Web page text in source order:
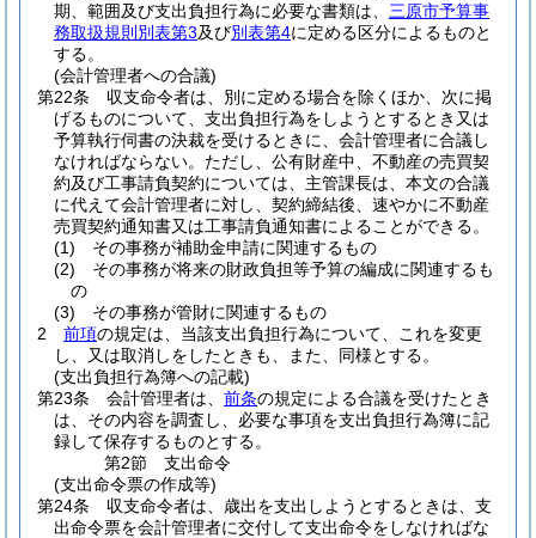
期、範囲及び支出負担行為に必要な書類は、 三原市予算事
務取扱規則別表第3及び別表第4に定める区分によるものと
する。
(会計管理者への合議)
第22条
収支命令者は、別に定める場合を除くほか、次に掲
げるものについて、支出負担行為をしようとするとき又は
予算執行伺書の決裁を受けるときに、会計管理者に合議し
なければならない。 ただし、公有財産中、不動産の売買契
約及び工事請負契約については、主管課長は、本文の合議
に代えて会計管理者に対し、契約締結後、速やかに不動産
売買契約通知書又は工事請負通知書によることができる。
(1)
その事務が補助金申請に関連するもの
(2)
その事務が将来の財政負担等予算の編成に関連するも
の
(3)
その事務が管財に関連するもの
2
前項の規定は、当該支出負担行為について、これを変更
し、又は取消しをしたときも、また、同様とする。
(支出負担行為簿への記載)
第23条
会計管理者は、 前条の規定による合議を受けたとき
は、その内容を調査し、必要な事項を支出負担行為簿に記
録して保存するものとする。
第2節
支出命令
(支出命令票の作成等)
第24条
収支命令者は、歳出を支出しようとするときは、支
出命令票を会計管理者に交付して支出命令をしなければな